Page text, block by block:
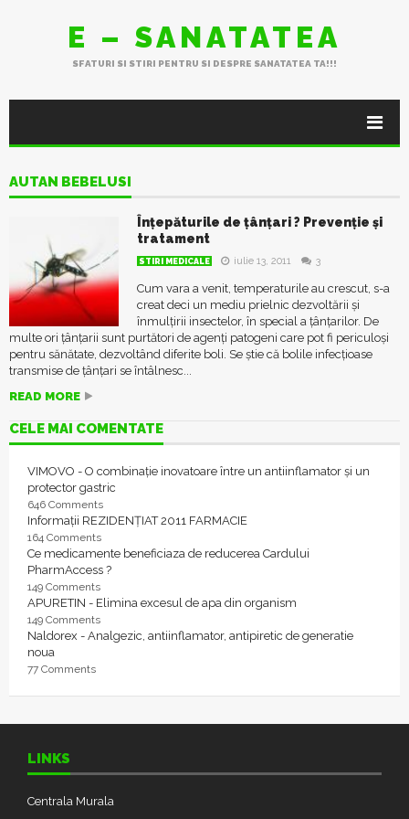
E – SANATATEA
SFATURI SI STIRI PENTRU SI DESPRE SANATATEA TA!!!
AUTAN BEBELUSI
Înțepăturile de țânțari ? Prevenție și
tratament
STIRI MEDICALE iulie 13, 2011 3
Cum vara a venit, temperaturile au crescut, s-a
creat deci un mediu prielnic dezvoltării și
înmulțirii insectelor, în special a țânțarilor. De
multe ori țânțarii sunt purtători de agenți patogeni care pot fi periculoși
pentru sănătate, dezvoltând diferite boli. Se știe că bolile infecţioase
transmise de ţânţari se întâlnesc...
READ MORE
CELE MAI COMENTATE
VIMOVO - O combinație inovatoare între un antiinflamator și un
protector gastric
646 Comments
Informații REZIDENȚIAT 2011 FARMACIE
164 Comments
Ce medicamente beneficiaza de reducerea Cardului
PharmAccess ?
149 Comments
APURETIN - Elimina excesul de apa din organism
149 Comments
Naldorex - Analgezic, antiinflamator, antipiretic de generatie
noua
77 Comments
LINKS
Centrala Murala